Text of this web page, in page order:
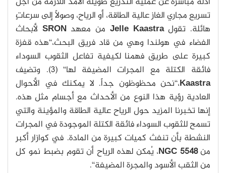
تسريع مجاري الغاز عالية الطاقة، أو الرياح، وصولاً إلى سرعاتٍ
هائلة. تقولJelle Kaastra من معهدSRON لأبحاث
الفضاء في هولندا وهي من قاد فريق البحث،‘‘هذه قفزة
كبيرة على طريق فهمنا لكيفية تفاعل الثقوب السوداء
فائقة الكتلة مع المجرات المضيفة لها‘‘ (3). وتضيف
Kaastra،‘‘نحن محظوظون جداً. لا يمكنك في الأحوال
العادية رؤية هذا النوع من الأحداث مع أجسام مثل هذه.
إنها تخبرنا المزيد حول الرياح عالية الطاقة والمؤينة والتي
تسمح للثقوب السوداء فائقة الكتلة الموجودة في المجرات
النشطة بأن تنفث كميات كبيرة من المادة. في كوازار أكبر
منNGC 5548، يُمكن لهذه الرياح أن تقوم بضبط نمو كل
من الثقب الأسود والمجرة المضيفة‘‘.